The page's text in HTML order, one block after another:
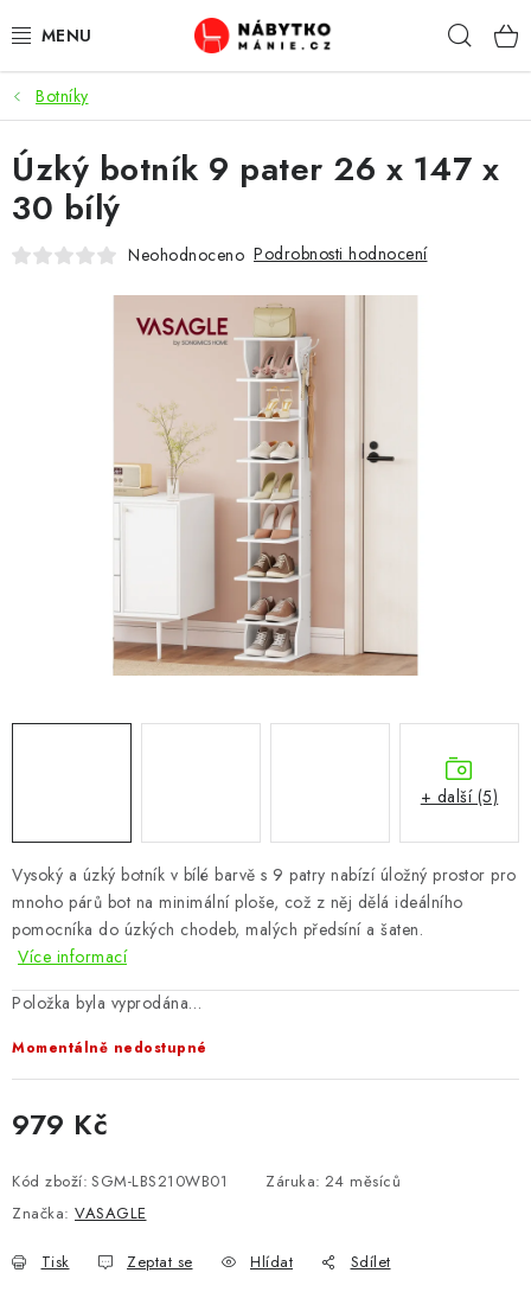
na
OBÝVACÍ POKOJ
KUCHYŇ A JÍDELNA
LOŽNICE
KANCELÁŘ / PRACOVNA
KOUPELNA A WC
CHOVATELSKÉ POTŘEBY
OSTATNÍ
VÝPRODEJ
Vše o nákupu Info
Reklamace a odstoupení od smlouvy
Kontakty
Bonusový program NBM+
Botníky
Vysoký a úzký botník v bílé barvě s 9 patry nabízí úložný prostor pro
mnoho párů bot na minimální ploše, což z něj dělá ideálního
pomocníka do úzkých chodeb, malých předsíní a šaten.
Více informací
Položka byla vyprodána…
Momentálně nedostupné
979 Kč
Kód zboží: SGM-LBS210WB01 Záruka: 24 měsíců
Značka: VASAGLE
Tisk Zeptat se Hlídat Sdílet
Úzký botník 9 pater 26 x 147 x
30 bílý
Neohodnoceno Podrobnosti hodnocení
+ další (5)